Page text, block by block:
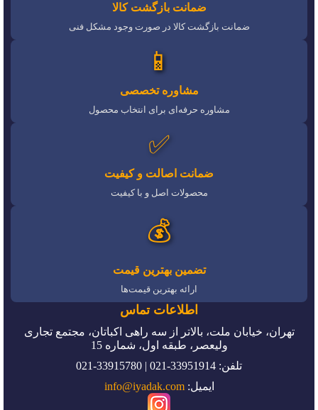
ضمانت بازگشت کالا
ضمانت بازگشت کالا در صورت وجود مشکل فنی
📱
مشاوره تخصصی
مشاوره حرفه‌ای برای انتخاب محصول
✅
ضمانت اصالت و کیفیت
محصولات اصل و با کیفیت
💰
تضمین بهترین قیمت
ارائه بهترین قیمت‌ها
اطلاعات تماس
تهران، خیابان ملت، بالاتر از سه راهی اکباتان، مجتمع تجاری
ولیعصر، طبقه اول، شماره 15
تلفن: 33951914-021 | 33915780-021
ایمیل:info@iyadak.com